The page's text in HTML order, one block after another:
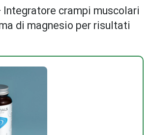
crampi muscolari
di magnesio per risultati